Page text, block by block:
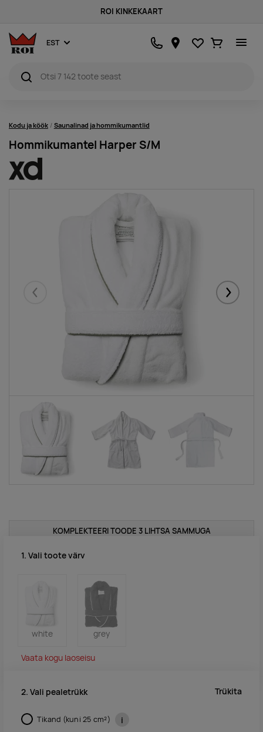
ROI KINKEKAART
EST Lemmikud
Ostukorv
Kodu ja köök Saunalinad ja hommikumantlid
Hommikumantel Harper S/M
Eelmised
KOMPLEKTEERI TOODE 3 LIHTSA SAMMUGA
1. Vali toote värv
white grey
Vaata kogu laoseisu
2. Vali pealetrükk Trükita
Tikand (kuni 25 cm²) i